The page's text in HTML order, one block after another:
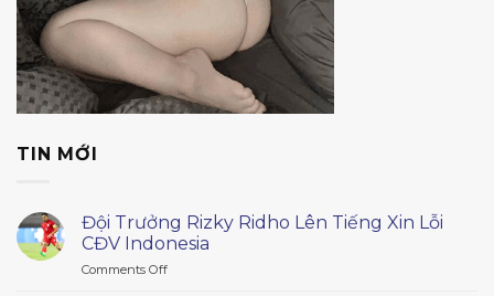
TIN MỚI
Đội Trưởng Rizky Ridho Lên Tiếng Xin Lỗi
CĐV Indonesia
Comments Offon